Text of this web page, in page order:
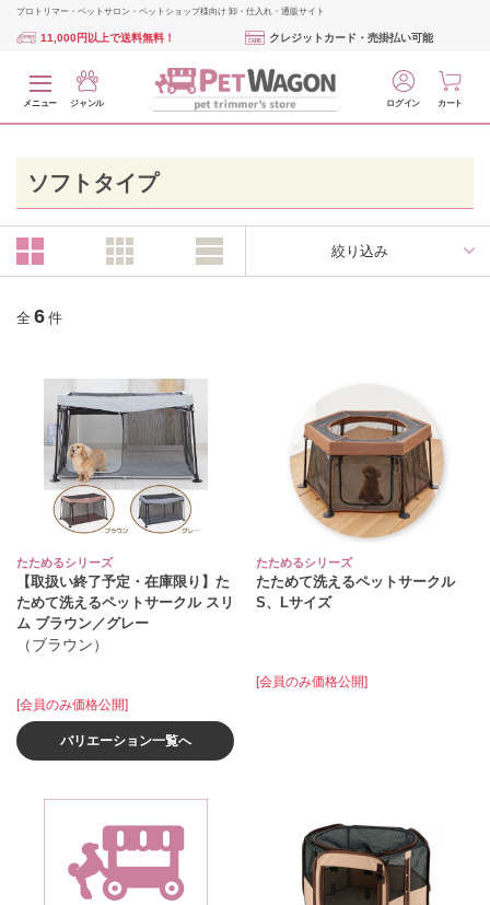
プロトリマー・ペットサロン・ペットショップ様向け 卸・仕入れ・通販サイト
11,000円以上で送料無料！ クレジットカード・売掛払い可能
メニュー ジャンル ログイン カート
ソフトタイプ
絞り込み
全 6 件
たためるシリーズ
【取扱い終了予定・在庫限り】た
ためて洗えるペットサークル スリ
ム ブラウン／グレー
（ブラウン）
[会員のみ価格公開]
バリエーション一覧へ
たためるシリーズ
たためて洗えるペットサークル
S、Lサイズ
[会員のみ価格公開]